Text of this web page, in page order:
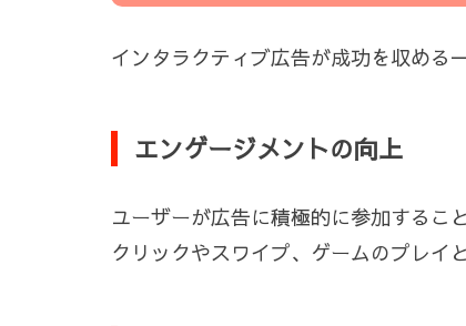
インタラクティブ広告が成功を収める
エンゲージメントの向上
ユーザーが広告に積極的に参加するこ
クリックやスワイプ、ゲームのプレイ